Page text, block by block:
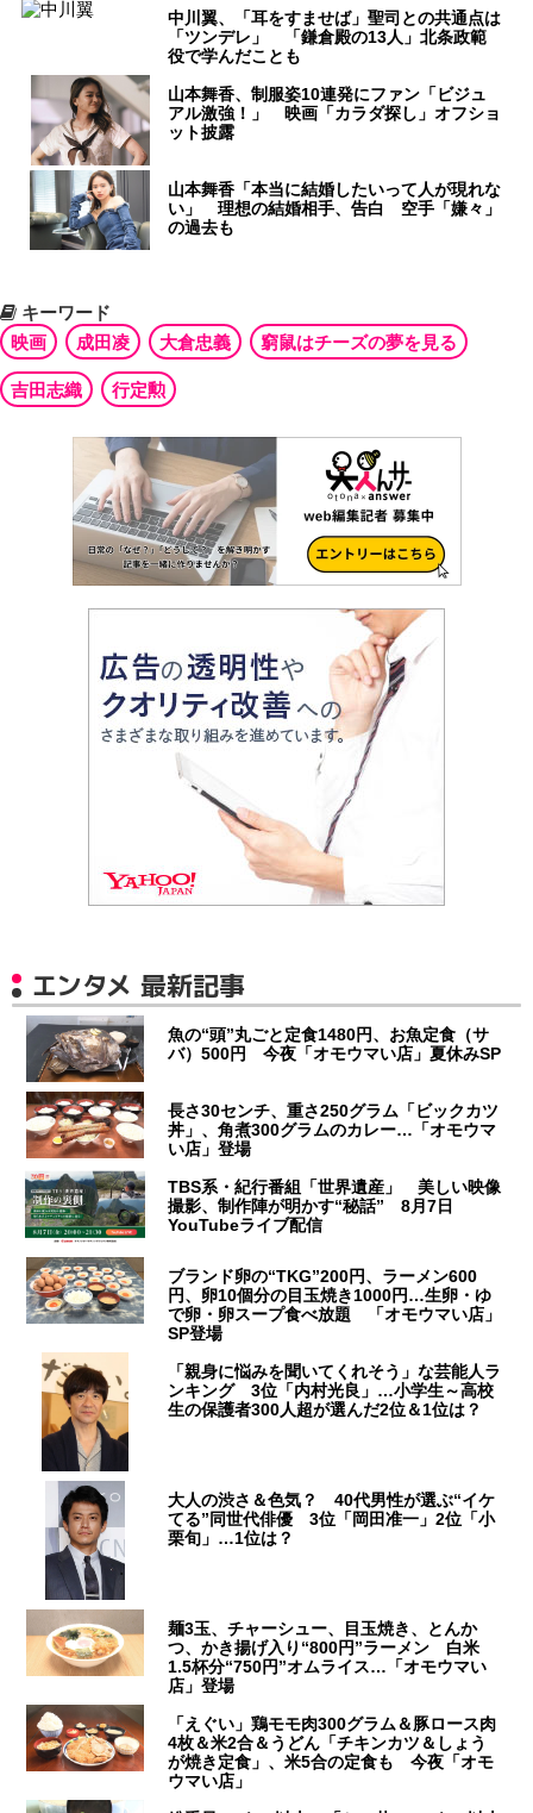
中川翼、「耳をすませば」聖司との共通点は
「ツンデレ」 「鎌倉殿の13人」北条政範
役で学んだことも
山本舞香、制服姿10連発にファン「ビジュ
アル激強！」 映画「カラダ探し」オフショ
ット披露
山本舞香「本当に結婚したいって人が現れな
い」 理想の結婚相手、告白 空手「嫌々」
の過去も
キーワード
映画
成田凌 大倉忠義 窮鼠はチーズの夢を見る
吉田志織 行定勲
エンタメ 最新記事
魚の“頭”丸ごと定食1480円、お魚定食（サ
バ）500円 今夜「オモウマい店」夏休みSP
長さ30センチ、重さ250グラム「ビックカツ
丼」、角煮300グラムのカレー…「オモウマ
い店」登場
TBS系・紀行番組「世界遺産」 美しい映像
撮影、制作陣が明かす“秘話” 8月7日
YouTubeライブ配信
ブランド卵の“TKG”200円、ラーメン600
円、卵10個分の目玉焼き1000円…生卵・ゆ
で卵・卵スープ食べ放題 「オモウマい店」
SP登場
「親身に悩みを聞いてくれそう」な芸能人ラ
ンキング 3位「内村光良」…小学生～高校
生の保護者300人超が選んだ2位＆1位は？
大人の渋さ＆色気？ 40代男性が選ぶ“イケ
てる”同世代俳優 3位「岡田准一」2位「小
栗旬」…1位は？
麺3玉、チャーシュー、目玉焼き、とんか
つ、かき揚げ入り“800円”ラーメン 白米
1.5杯分“750円”オムライス…「オモウマい
店」登場
「えぐい」鶏モモ肉300グラム＆豚ロース肉
4枚＆米2合＆うどん「チキンカツ＆しょう
が焼き定食」、米5合の定食も 今夜「オモ
ウマい店」